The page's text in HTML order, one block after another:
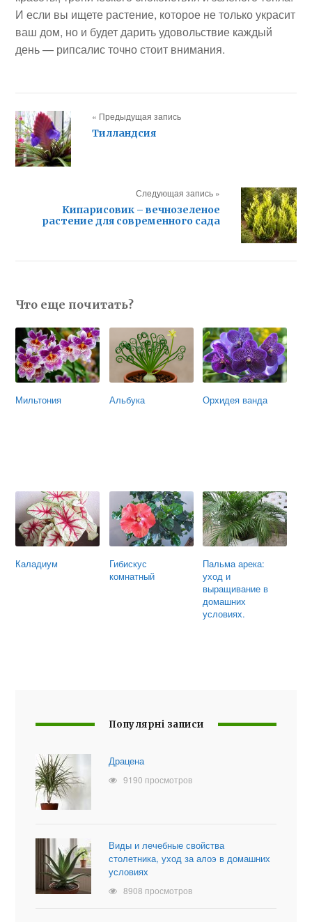
И если вы ищете растение, которое не только украсит
ваш дом, но и будет дарить удовольствие каждый
день — рипсалис точно стоит внимания.
« Предыдущая запись
Тилландсия
Следующая запись »
Кипарисовик – вечнозеленое
растение для современного сада
Что еще почитать?
Мильтония Альбука Орхидея ванда
Каладиум
Гибискус
комнатный
Пальма арека:
уход и
выращивание в
домашних
условиях.
Популярні записи
Драцена
9190 просмотров
Виды и лечебные свойства
столетника, уход за алоэ в домашних
условиях
8908 просмотров